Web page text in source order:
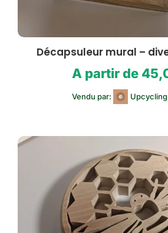
Décapsuleur mural –
A partir de
Vendu par: